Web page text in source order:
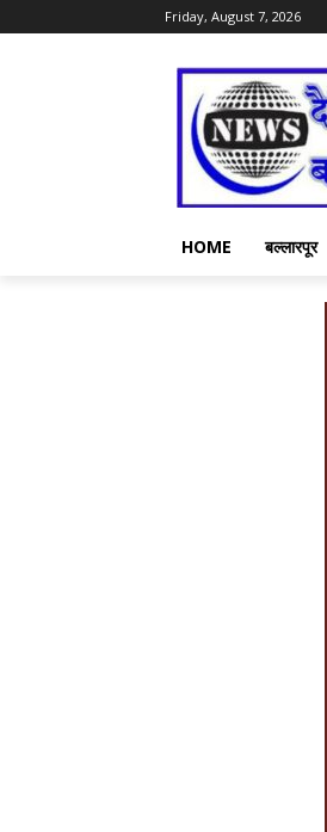
Friday, August 7, 2026
HOME बल्लारपूर